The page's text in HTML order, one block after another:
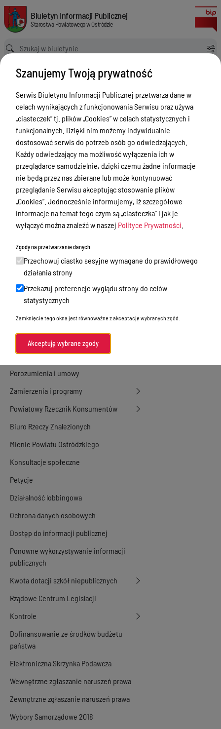
Obwieszczenie o wydaniu decyzji w sprawie ustalenia wysokości
Biuletyn Informacji Publicznej Starostwa Powiatowego w Ostródzie
Biuletyn Informacji Publicznej
Starostwa Powiatowego w Ostródzie
Ścieżka powrotu
Strona główna
Ogłoszenia
Obwieszczenie o wydaniu decyzji w sprawie ustalenia wysokości odszkodowania za prawo własności nieruchomości położonej w obrębie Nr 9, miasta Ostróda, oznaczonej w operacie ewidencji gruntów i budynków jako działki Nr 163/46 o pow. 0,0007 ha i nr 163/47 o pow. 0,0196 ha
Ogłoszenia
Menu Przedmiotowe
Starostwo Powiatowe
Poradnik Interesanta
Informacje o naborze
Zamówienia Publiczne
Tablica ogłoszeń
Dyżury Aptek w Powiecie Ostródzkim
Akty Prawne
Rejestry, ewidencje i archiwa
Budżet
Organizacja działania samorządu
powiatowego
Organy Powiatu
Oświadczenia majątkowe
Porozumienia i umowy
Zamierzenia i programy
Powiatowy Rzecznik Konsumentów
Biuro Rzeczy Znalezionych
Mienie Powiatu Ostródzkiego
Konsultacje społeczne
Petycje
Działalność lobbingowa
Ochrona danych osobowych
Dostęp do informacji publicznej
Ponowne wykorzystywanie informacji
publicznych
Kwota dotacji szkół niepublicznych
Rządowe Centrum Legislacji
Kontrole
Dofinansowanie ze środków budżetu
państwa
Elektroniczna Skrzynka Podawcza
Wewnętrzne zgłaszanie naruszeń prawa
Zewnętrzne zgłaszanie naruszeń prawa
Wybory Samorządowe 2018
Szanujemy Twoją prywatność
Serwis Biuletynu Informacji Publicznej przetwarza dane w
celach wynikających z funkcjonowania Serwisu oraz używa
„ciasteczek” tj. plików „Cookies” w celach statystycznych i
funkcjonalnych. Dzięki nim możemy indywidualnie
dostosować serwis do potrzeb osób go odwiedzających.
Każdy odwiedzający ma możliwość wyłączenia ich w
przeglądarce samodzielnie, dzięki czemu żadne informacje
nie będą przez nas zbierane lub może kontynuować
przeglądanie Serwisu akceptując stosowanie plików
„Cookies”. Jednocześnie informujemy, iż szczegółowe
informacje na temat tego czym są „ciasteczka” i jak je
wyłączyć można znaleźć w naszej Polityce Prywatności
Zgody na przetwarzanie danych
Przechowuj ciastko sesyjne wymagane do prawidłowego
działania strony
Przekazuj preferencje wyglądu strony do celów
statystycznych
Zamknięcie tego okna jest równoważne z akceptację wybranych zgód.
Akceptuję wybrane zgody